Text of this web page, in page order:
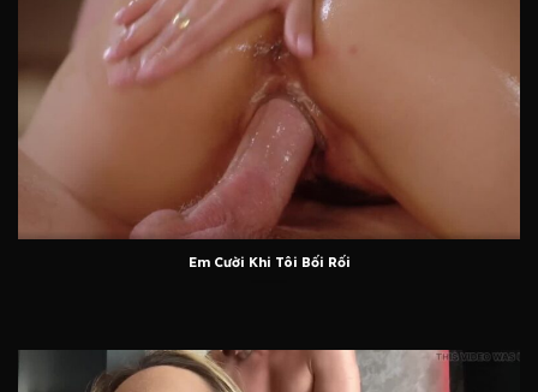
Em Cười Khi Tôi Bối Rối